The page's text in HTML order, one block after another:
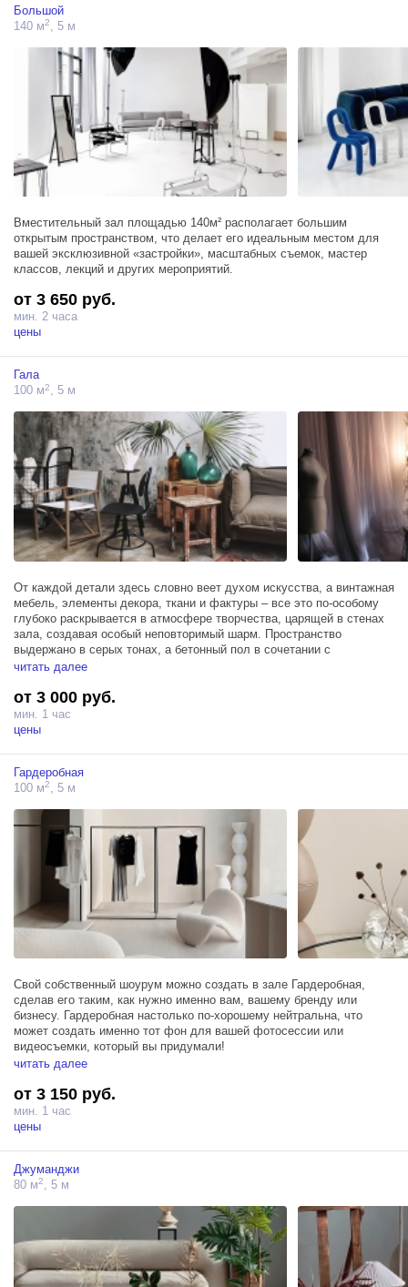
Зал располагает тремя источниками Profoto D1 500
Большой
140 м2, 5 м
Вместительный зал площадью 140м² располагает большим
открытым пространством, что делает его идеальным местом для
вашей эксклюзивной «застройки», масштабных съемок, мастер
классов, лекций и других мероприятий.
от 3 650 руб.
мин. 2 часа
цены
Гала
100 м2, 5 м
От каждой детали здесь словно веет духом искусства, а винтажная
мебель, элементы декора, ткани и фактуры – все это по-особому
глубоко раскрывается в атмосфере творчества, царящей в стенах
зала, создавая особый неповторимый шарм. Пространство
выдержано в серых тонах, а бетонный пол в сочетании с
множеством живых растений и реплик античных скульптур создает
небрежностью элегантностью.
Зал Гала занимает площадь в 100м² и располагает 3 источниками
обеспечивающим обилие естественного света.
читать далее
от 3 000 руб.
мин. 1 час
цены
Гардеробная
100 м2 , 5 м
Свой собственный шоурум можно создать в зале Гардеробная,
сделав его таким, как нужно именно вам, вашему бренду или
бизнесу. Гардеробная настолько по-хорошему нейтральна, что
может создать именно тот фон для вашей фотосессии или
видеосъемки, который вы придумали!
и нежными формами предметов интерьера, превращают рутинную
рабочую суматоху в элегантный и несколько пафосный кадр,
словно вырезанный из фильма.
читать далее
от 3 150 руб.
мин. 1 час
цены
Джуманджи
80 м2 , 5 м